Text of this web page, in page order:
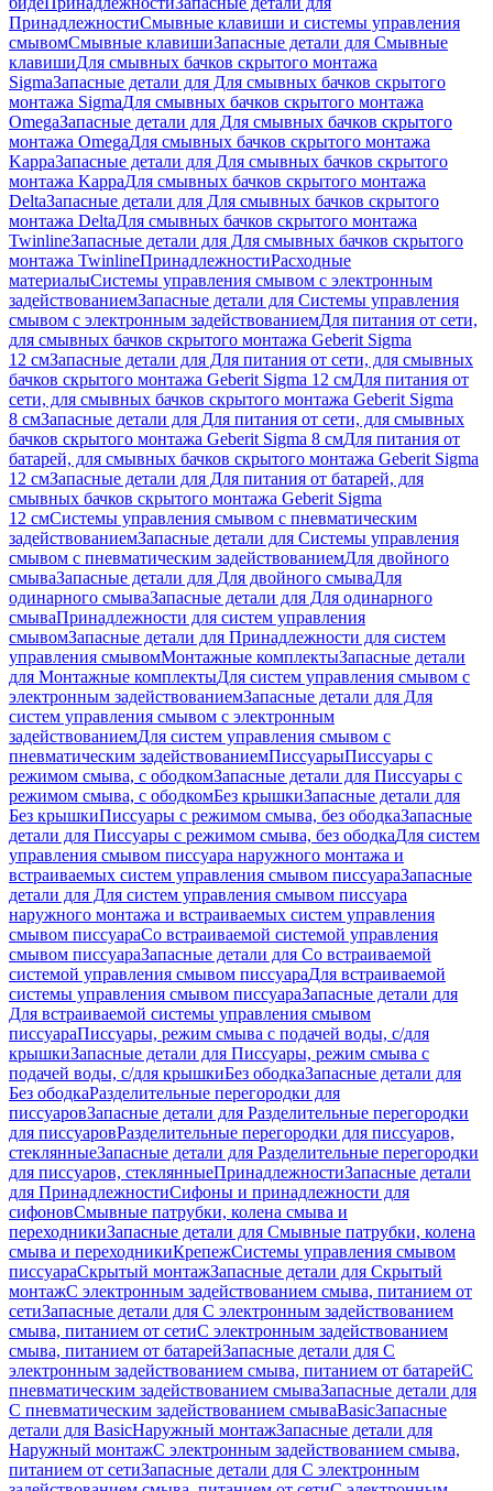
ПринадлежностиСмывные клавиши и системы управления
смывомСмывные клавишиЗапасные детали для Смывные
клавишиДля смывных бачков скрытого монтажа
SigmaЗапасные детали для Для смывных бачков скрытого
монтажа SigmaДля смывных бачков скрытого монтажа
OmegaЗапасные детали для Для смывных бачков скрытого
монтажа OmegaДля смывных бачков скрытого монтажа
KappaЗапасные детали для Для смывных бачков скрытого
монтажа KappaДля смывных бачков скрытого монтажа
DeltaЗапасные детали для Для смывных бачков скрытого
монтажа DeltaДля смывных бачков скрытого монтажа
TwinlineЗапасные детали для Для смывных бачков скрытого
монтажа TwinlineПринадлежностиРасходные
материалыСистемы управления смывом с электронным
задействованиемЗапасные детали для Системы управления
смывом с электронным задействованиемДля питания от сети,
для смывных бачков скрытого монтажа Geberit Sigma
12 смЗапасные детали для Для питания от сети, для смывных
бачков скрытого монтажа Geberit Sigma 12 смДля питания от
сети, для смывных бачков скрытого монтажа Geberit Sigma
8 смЗапасные детали для Для питания от сети, для смывных
бачков скрытого монтажа Geberit Sigma 8 смДля питания от
батарей, для смывных бачков скрытого монтажа Geberit Sigma
12 смЗапасные детали для Для питания от батарей, для
смывных бачков скрытого монтажа Geberit Sigma
12 смСистемы управления смывом с пневматическим
задействованиемЗапасные детали для Системы управления
смывом с пневматическим задействованиемДля двойного
смываЗапасные детали для Для двойного смываДля
одинарного смываЗапасные детали для Для одинарного
смываПринадлежности для систем управления
смывомЗапасные детали для Принадлежности для систем
управления смывомМонтажные комплектыЗапасные детали
для Монтажные комплектыДля систем управления смывом с
электронным задействованиемЗапасные детали для Для
систем управления смывом с электронным
задействованиемДля систем управления смывом с
пневматическим задействованиемПиссуарыПиссуары с
режимом смыва, с ободкомЗапасные детали для Писсуары с
режимом смыва, с ободкомБез крышкиЗапасные детали для
Без крышкиПиссуары с режимом смыва, без ободкаЗапасные
детали для Писсуары с режимом смыва, без ободкаДля систем
управления смывом писсуара наружного монтажа и
встраиваемых систем управления смывом писсуараЗапасные
детали для Для систем управления смывом писсуара
наружного монтажа и встраиваемых систем управления
смывом писсуараСо встраиваемой системой управления
смывом писсуараЗапасные детали для Со встраиваемой
системой управления смывом писсуараДля встраиваемой
системы управления смывом писсуараЗапасные детали для
Для встраиваемой системы управления смывом
писсуараПиссуары, режим смыва с подачей воды, с/для
крышкиЗапасные детали для Писсуары, режим смыва с
подачей воды, с/для крышкиБез ободкаЗапасные детали для
Без ободкаРазделительные перегородки для
писсуаровЗапасные детали для Разделительные перегородки
для писсуаровРазделительные перегородки для писсуаров,
стеклянныеЗапасные детали для Разделительные перегородки
для писсуаров, стеклянныеПринадлежностиЗапасные детали
для ПринадлежностиСифоны и принадлежности для
сифоновСмывные патрубки, колена смыва и
переходникиЗапасные детали для Смывные патрубки, колена
смыва и переходникиКрепежСистемы управления смывом
писсуараСкрытый монтажЗапасные детали для Скрытый
монтажС электронным задействованием смыва, питанием от
сетиЗапасные детали для С электронным задействованием
смыва, питанием от сетиС электронным задействованием
смыва, питанием от батарейЗапасные детали для С
электронным задействованием смыва, питанием от батарейС
пневматическим задействованием смываЗапасные детали для
С пневматическим задействованием смываBasicЗапасные
детали для BasicНаружный монтажЗапасные детали для
Наружный монтажС электронным задействованием смыва,
питанием от сетиЗапасные детали для С электронным